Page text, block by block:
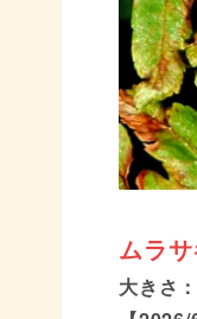
ムラ
大きさ